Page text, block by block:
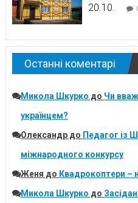
20.10.
Останні коментарі
Микола Шкурко до Чи
українцем?
Олександрдо Педагог із
міжнародного конкурсу
Женя до Квадрокоптери –
Микола Шкурко до